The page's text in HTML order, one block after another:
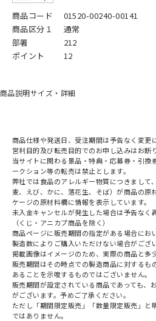
商品コード
01520-00240-00141
商品区分１
通常
部署
212
ポイント
12
商品説明サイズ・詳細
商品仕様や発送日、受注期間は予告なく変更
営利目的及び転売目的でのお申し込みはお断
当サイトに関わる景品・特典・応募券・引換
ークション等の転売は禁止とします。
弊社では食品のアレルギー物質につきまして
麦、えび、かに、落花生、そば）が商品の原
ケージの原材料欄に情報を表示しています。
未入金キャンセルが発生した場合は予告なく
（くじ・アニカプ商品を除く）
商品ページに販売期間の指定がある場合にお
製造数によりご購入いただけない場合がござい
掲載画像はイメージのため、実際の商品と多
販売期間はその時点での製造商品に対するも
あることを示唆するものではございません。
販売期間が設定されている商品であっても、
がございます。予めご了承ください。
ただし「期間限定販売」「数量限定販売」と
ではありません。